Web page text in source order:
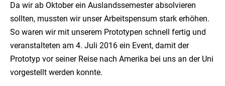
Da wir ab Oktober ein Auslandssemester absolvieren
sollten, mussten wir unser Arbeitspensum stark erhöhen.
So waren wir mit unserem Prototypen schnell fertig und
veranstalteten am 4. Juli 2016 ein Event, damit der
Prototyp vor seiner Reise nach Amerika bei uns an der Uni
vorgestellt werden konnte.